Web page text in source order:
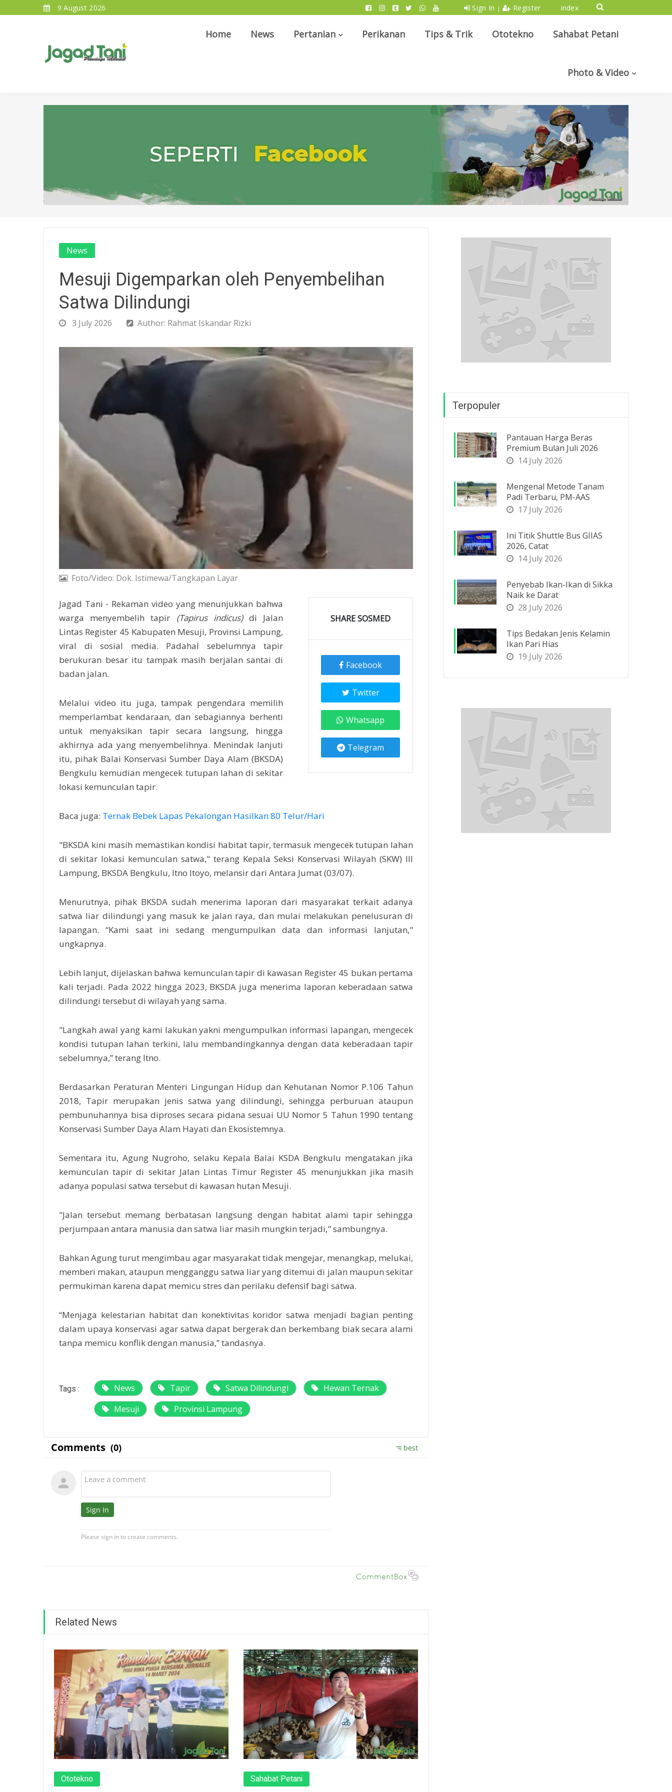
9 August 2026 Sign In | Register index
Home News Pertanian Perikanan Tips & Trik Ototekno Sahabat Petani
Photo & Video
News
Mesuji Digemparkan oleh Penyembelihan
Satwa Dilindungi
3 July 2026 Author: Rahmat Iskandar Rizki
Foto/Video: Dok. Istimewa/Tangkapan Layar
SHARE SOSMED
Facebook
Twitter
Whatsapp
Telegram
Jagad Tani - Rekaman video yang menunjukkan bahwa
warga menyembelih tapir (Tapirus indicus)di Jalan
Lintas Register 45 Kabupaten Mesuji, Provinsi Lampung,
viral di sosial media. Padahal sebelumnya tapir
berukuran besar itu tampak masih berjalan santai di
badan jalan.
Melalui video itu juga, tampak pengendara memilih
memperlambat kendaraan, dan sebagiannya berhenti
untuk menyaksikan tapir secara langsung, hingga
akhirnya ada yang menyembelihnya. Menindak lanjuti
itu, pihak Balai Konservasi Sumber Daya Alam (BKSDA)
Bengkulu kemudian mengecek tutupan lahan di sekitar
lokasi kemunculan tapir.
Baca juga: Ternak Bebek Lapas Pekalongan Hasilkan 80 Telur/Hari
"BKSDA kini masih memastikan kondisi habitat tapir, termasuk mengecek tutupan lahan
di sekitar lokasi kemunculan satwa," terang Kepala Seksi Konservasi Wilayah (SKW) III
Lampung, BKSDA Bengkulu, Itno Itoyo, melansir dari Antara Jumat (03/07).
Menurutnya, pihak BKSDA sudah menerima laporan dari masyarakat terkait adanya
satwa liar dilindungi yang masuk ke jalan raya, dan mulai melakukan penelusuran di
lapangan. “Kami saat ini sedang mengumpulkan data dan informasi lanjutan,"
ungkapnya.
Lebih lanjut, dijelaskan bahwa kemunculan tapir di kawasan Register 45 bukan pertama
kali terjadi. Pada 2022 hingga 2023, BKSDA juga menerima laporan keberadaan satwa
dilindungi tersebut di wilayah yang sama.
"Langkah awal yang kami lakukan yakni mengumpulkan informasi lapangan, mengecek
kondisi tutupan lahan terkini, lalu membandingkannya dengan data keberadaan tapir
sebelumnya,” terang Itno.
Berdasarkan Peraturan Menteri Lingungan Hidup dan Kehutanan Nomor P.106 Tahun
2018, Tapir merupakan jenis satwa yang dilindungi, sehingga perburuan ataupun
pembunuhannya bisa diproses secara pidana sesuai UU Nomor 5 Tahun 1990 tentang
Konservasi Sumber Daya Alam Hayati dan Ekosistemnya.
Sementara itu, Agung Nugroho, selaku Kepala Balai KSDA Bengkulu mengatakan jika
kemunculan tapir di sekitar Jalan Lintas Timur Register 45 menunjukkan jika masih
adanya populasi satwa tersebut di kawasan hutan Mesuji.
"Jalan tersebut memang berbatasan langsung dengan habitat alami tapir sehingga
perjumpaan antara manusia dan satwa liar masih mungkin terjadi," sambungnya.
Bahkan Agung turut mengimbau agar masyarakat tidak mengejar, menangkap, melukai,
memberi makan, ataupun mengganggu satwa liar yang ditemui di jalan maupun sekitar
permukiman karena dapat memicu stres dan perilaku defensif bagi satwa.
“Menjaga kelestarian habitat dan konektivitas koridor satwa menjadi bagian penting
dalam upaya konservasi agar satwa dapat bergerak dan berkembang biak secara alami
tanpa memicu konflik dengan manusia,” tandasnya.
Tags : News Tapir Satwa Dilindungi
Hewan Ternak
Mesuji
Provinsi Lampung
Related News
Ototekno Sahabat Petani
Terpopuler
Pantauan Harga Beras
Premium Bulan Juli 2026
14 July 2026
Mengenal Metode Tanam
Padi Terbaru, PM-AAS
17 July 2026
Ini Titik Shuttle Bus GIIAS
2026, Catat
14 July 2026
Penyebab Ikan-Ikan di Sikka
Naik ke Darat
28 July 2026
Tips Bedakan Jenis Kelamin
Ikan Pari Hias
19 July 2026